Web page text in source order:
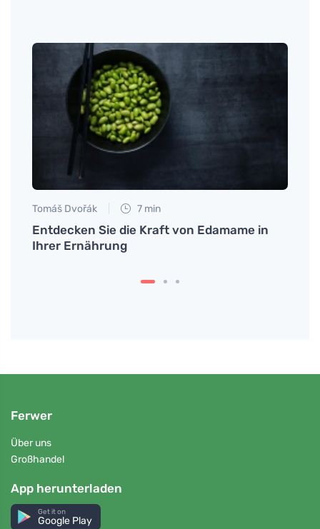
Tomáš Dvořák 7 min
Entdecken Sie die Kraft von Edamame in
Ihrer Ernährung
Ferwer
Über uns
Großhandel
App herunterladen
Get it on
Google Play